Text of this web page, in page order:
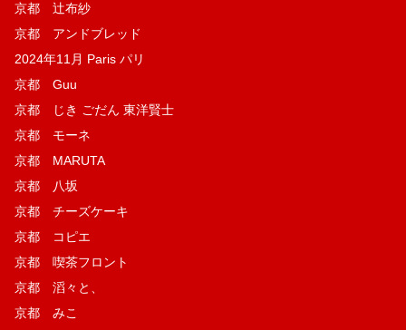
京都 辻布紗
京都 アンドブレッド
2024年11月 Paris パリ
京都 Guu
京都 じき ごだん 東洋賢士
京都 モーネ
京都 MARUTA
京都 八坂
京都 チーズケーキ
京都 コピエ
京都 喫茶フロント
京都 滔々と、
京都 みこ